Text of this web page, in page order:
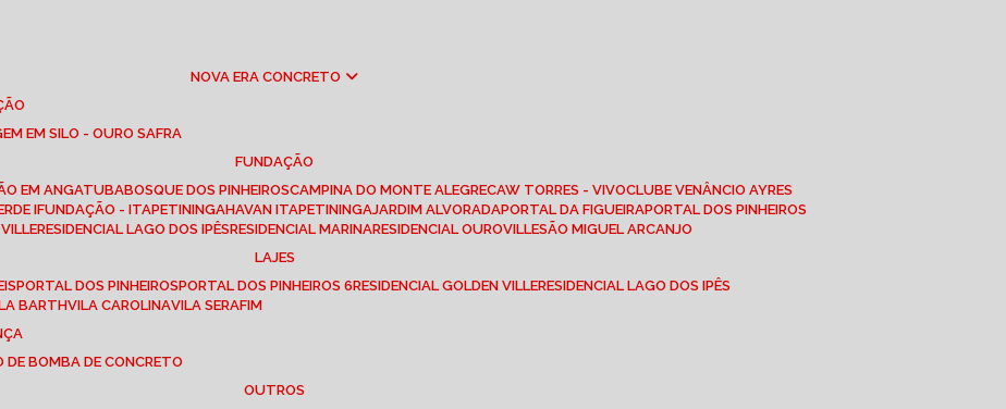
NOVA ERA CONCRETO
EM SILO - OURO SAFRA
FUNDAÇÃO
EM ANGATUBA BOSQUE DOS PINHEIROS CAMPINA DO MONTE ALEGRE CAW TORRES - VIVO CLUBE VENÂNCIO AYRES
I FUNDAÇÃO - ITAPETININGA HAVAN ITAPETININGA JARDIM ALVORADA PORTAL DA FIGUEIRA PORTAL DOS PINHEIROS
VILLE RESIDENCIAL LAGO DOS IPÊS RESIDENCIAL MARINA RESIDENCIAL OUROVILLE SÃO MIGUEL ARCANJO
LAJES
PORTAL DOS PINHEIROS PORTAL DOS PINHEIROS 6 RESIDENCIAL GOLDEN VILLE RESIDENCIAL LAGO DOS IPÊS
BARTH VILA CAROLINA VILA SERAFIM
DE BOMBA DE CONCRETO
OUTROS